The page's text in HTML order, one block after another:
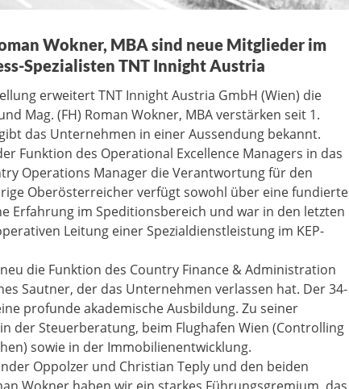
Wokner, MBA sind neue Mitglieder im
Spezialisten TNT Innight Austria
erweitert TNT Innight Austria GmbH (Wien) die
Mag. (FH) Roman Wokner, MBA verstärken seit 1.
das Unternehmen in einer Aussendung bekannt.
Funktion des Operational Excellence Managers in das
Operations Manager die Verantwortung für den
Oberösterreicher verfügt sowohl über eine fundierte
Erfahrung im Speditionsbereich und war in den letzten
Leitung einer Spezialdienstleistung im KEP-
die Funktion des Country Finance & Administration
Sautner, der das Unternehmen verlassen hat. Der 34-
profunde akademische Ausbildung. Zu seiner
der Steuerberatung, beim Flughafen Wien (Controlling
sowie in der Immobilienentwicklung.
Oppolzer und Christian Teply und den beiden